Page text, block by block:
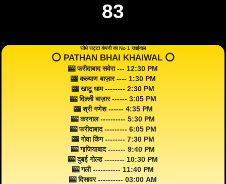
83
सीधे सट्टा कंपनी का No 1 खाईवाल
⭕️ PATHAN BHAI KHAIWAL ⭕️
🎰 फरीदाबाद सवेरा --- 12:30 PM
🎰 कल्याण बाज़ार ---- 1:30 PM
🎰 खाटू धाम -------- 2:30 PM
🎰 दिल्ली बाज़ार ------ 3:05 PM
🎰 श्री गणेश ------ 4:35 PM
🎰 करनाल ---------- 5:30 PM
🎰 फरीदाबाद --------- 6:05 PM
🎰 गोवा किंग -------- 7:30 PM
🎰 गाजियाबाद ------- 9:40 PM
🎰 दुबई गोल्ड -------- 10:30 PM
🎰 गली ----------- 11:40 PM
🎰 दिसावर ---------- 03:00 AM